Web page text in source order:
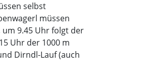
selbst
müssen
um 9.45 Uhr folgt der
Uhr der 1000 m
Dirndl-Lauf (auch